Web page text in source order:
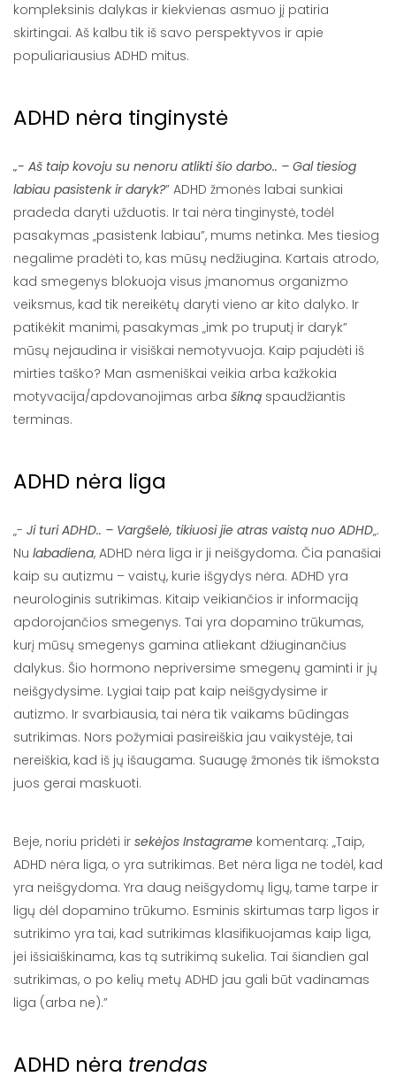
kompleksinis dalykas ir kiekvienas asmuo jį patiria
skirtingai. Aš kalbu tik iš savo perspektyvos ir apie
populiariausius ADHD mitus.
ADHD nėra tinginystė
„- Aš taip kovoju su nenoru atlikti šio darbo.. – Gal tiesiog
labiau pasistenk ir daryk?” ADHD žmonės labai sunkiai
pradeda daryti užduotis. Ir tai nėra tinginystė, todėl
pasakymas „pasistenk labiau”, mums netinka. Mes tiesiog
negalime pradėti to, kas mūsų nedžiugina. Kartais atrodo,
kad smegenys blokuoja visus įmanomus organizmo
veiksmus, kad tik nereikėtų daryti vieno ar kito dalyko. Ir
patikėkit manimi, pasakymas „imk po truputį ir daryk”
mūsų nejaudina ir visiškai nemotyvuoja. Kaip pajudėti iš
mirties taško? Man asmeniškai veikia arba kažkokia
motyvacija/apdovanojimas arba šikną spaudžiantis
terminas.
ADHD nėra liga
„- Ji turi ADHD.. – Vargšelė, tikiuosi jie atras vaistą nuo ADHD„.
Nu labadiena, ADHD nėra liga ir ji neišgydoma. Čia panašiai
kaip su autizmu – vaistų, kurie išgydys nėra. ADHD yra
neurologinis sutrikimas. Kitaip veikiančios ir informaciją
apdorojančios smegenys. Tai yra dopamino trūkumas,
kurį mūsų smegenys gamina atliekant džiuginančius
dalykus. Šio hormono nepriversime smegenų gaminti ir jų
neišgydysime. Lygiai taip pat kaip neišgydysime ir
autizmo. Ir svarbiausia, tai nėra tik vaikams būdingas
sutrikimas. Nors požymiai pasireiškia jau vaikystėje, tai
nereiškia, kad iš jų išaugama. Suaugę žmonės tik išmoksta
juos gerai maskuoti.
Beje, noriu pridėti ir sekėjos Instagrame komentarą: „Taip,
ADHD nėra liga, o yra sutrikimas. Bet nėra liga ne todėl, kad
yra neišgydoma. Yra daug neišgydomų ligų, tame tarpe ir
ligų dėl dopamino trūkumo. Esminis skirtumas tarp ligos ir
sutrikimo yra tai, kad sutrikimas klasifikuojamas kaip liga,
jei išsiaiškinama, kas tą sutrikimą sukelia. Tai šiandien gal
sutrikimas, o po kelių metų ADHD jau gali būt vadinamas
liga (arba ne).”
ADHD nėra trendas